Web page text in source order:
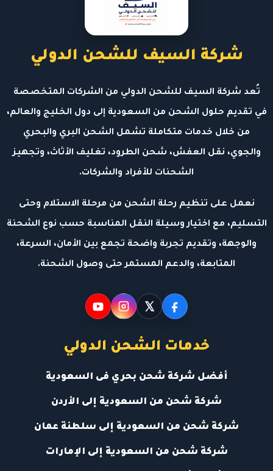
شركة السيف للشحن الدولي
تُعد شركة السيف للشحن الدولي من الشركات المتخصصة
في تقديم حلول الشحن من السعودية إلى دول الخليج والعالم،
من خلال خدمات متكاملة تشمل الشحن البري والبحري
والجوي، نقل العفش، شحن الطرود، تغليف الأثاث، وتجهيز
الشحنات للأفراد والشركات.
نعمل على تنظيم رحلة الشحن من مرحلة الاستلام وحتى
التسليم، مع اختيار وسيلة النقل المناسبة حسب نوع الشحنة
والوجهة، وتقديم تجربة واضحة تجمع بين الأمان، السرعة،
المتابعة، والدعم المستمر حتى وصول الشحنة.
خدمات الشحن الدولي
أفضل شركة شحن بحري فى السعودية
شركة شحن من السعودية إلى الأردن
شركة شحن من السعودية إلى سلطنة عمان
شركة شحن من السعودية إلى الإمارات